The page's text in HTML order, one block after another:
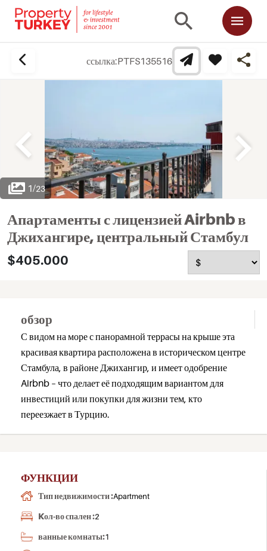
ссылка:PTFS135516
1/23
Апартаменты с лицензией Airbnb в
Джихангире, центральный Стамбул
$405.000
обзор
С видом на море с панорамной террасы на крыше эта
красивая квартира расположена в историческом центре
Стамбула, в районе Джихангир, и имеет одобрение
Airbnb – что делает её подходящим вариантом для
инвестиций или покупки для жизни тем, кто
переезжает в Турцию.
ФУНКЦИИ
Тип недвижимости :Apartment
Kол-во спален :2
ванные комнаты:1